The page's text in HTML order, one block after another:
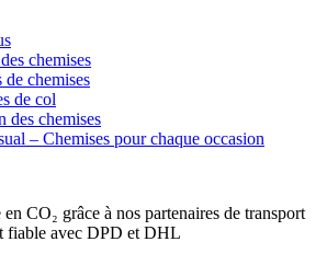
chemises
chemises
de col
des chemises
– Chemises pour chaque occasion
CO₂ grâce à nos partenaires de transport
fiable avec DPD et DHL